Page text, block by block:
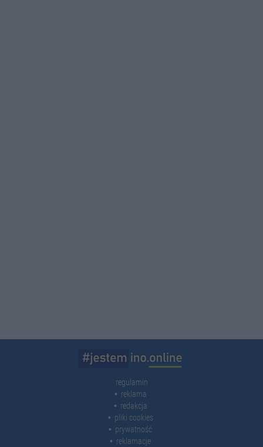
regulamin
reklama
redakcja
pliki cookies
prywatność
reklamacje